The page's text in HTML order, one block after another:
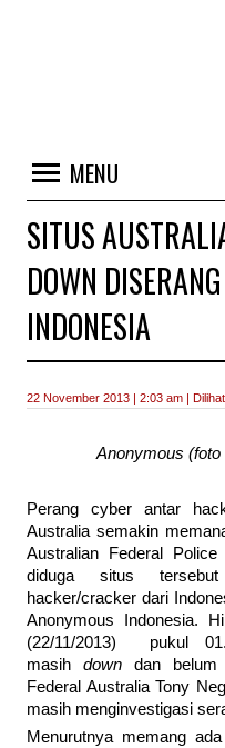
MENU
SITUS
DOWN
INDONESIA
22 November 2013 | 2:03 am |
Anonymous
Perang cyber antar
Australia semakin
Australian Federal
diduga situs
hacker/cracker dari
Anonymous Indonesia.
(22/11/2013) pukul
masihdowndan
Federal Australia Tony
masih menginvestigasi
Menurutnya memang